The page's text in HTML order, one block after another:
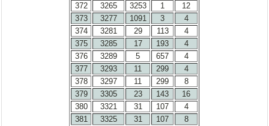
372
3265 3253 1
12
373
3277 1091 3
4
374
3281 29 113
4
375
3285 17 193
4
376
3289 5 657
4
377
3293 11 299
4
378
3297 11 299
8
379
3305 23 143
16
380
3321 31 107
4
381
3325 31 107
8